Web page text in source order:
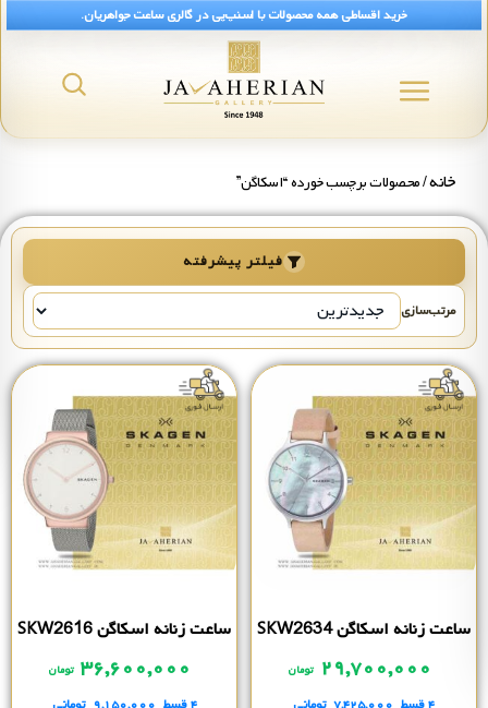
خرید اقساطی همه محصولات با اسنپ‌پی در گالری ساعت جواهریان.
خانه/ محصولات برچسب خورده “اسکاگن”
فیلتر پیشرفته
مرتب‌سازی
ساعت زنانه اسکاگن SKW2634
۲۹,۷۰۰,۰۰۰ تومان
ساعت زنانه اسکاگن SKW2616
۳۶,۶۰۰,۰۰۰ تومان